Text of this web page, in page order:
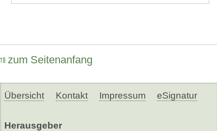
zum Seitenanfang
Übersicht Kontakt Impressum eSignatur
Herausgeber